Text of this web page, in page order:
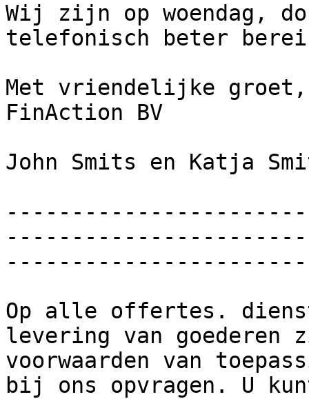
Wij zijn op woendag,
telefonisch beter
Met vriendelijke
FinAction BV
John Smits en Katja
Op alle offertes.
levering van goederen
voorwaarden van
bij ons opvragen. U